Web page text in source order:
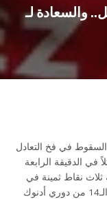
والسعادة لـ
السقوط في فخ التعادل
الدقيقة الرابعة
نقاط ثمينة في
المباراة التي جمعت الفريقين، أمس، في الجولة الـ14 من دوري أدنوك